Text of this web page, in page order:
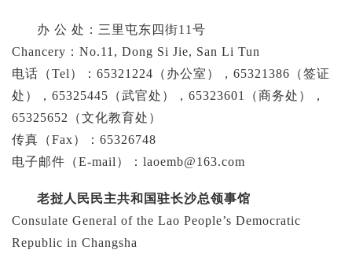
如何办理加拿大使用的出生公证书
@样本库
服务使用说明书
@老陈有话说
办 公 处：三里屯东四街11号
Chancery：No.11, Dong Si Jie, San Li Tun
电话（Tel）：65321224（办公室），65321386（签证
处），65325445（武官处），65323601（商务处），
65325652（文化教育处）
传真（Fax）：65326748
电子邮件（E-mail）： laoemb@163.com
老挝人民民主共和国驻长沙总领事馆
Consulate General of the Lao People’s Democratic
Republic in Changsha